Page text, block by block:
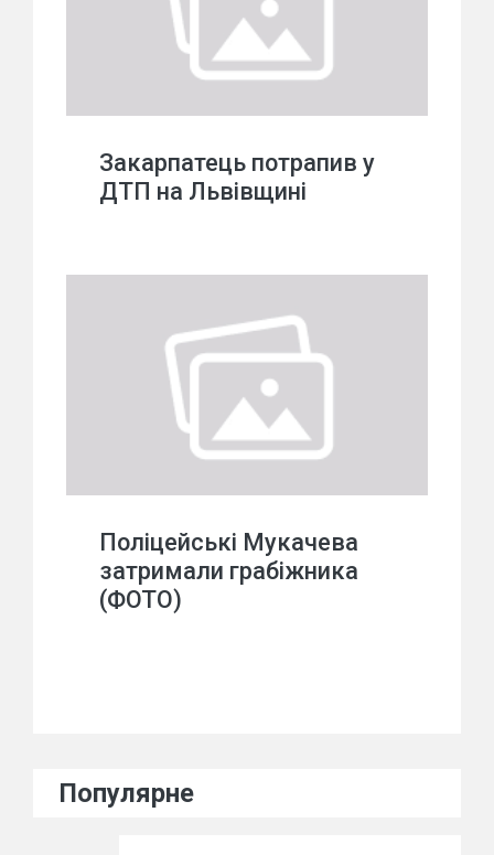
Закарпатець потрапив у
ДТП на Львівщині
Поліцейські Мукачева
затримали грабіжника
(ФОТО)
Популярне